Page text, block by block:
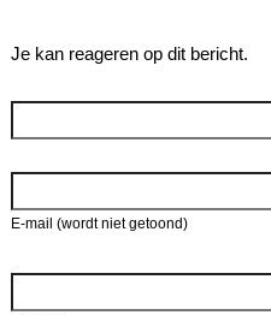
Je kan reageren op dit bericht.
E-mail (wordt niet getoond)